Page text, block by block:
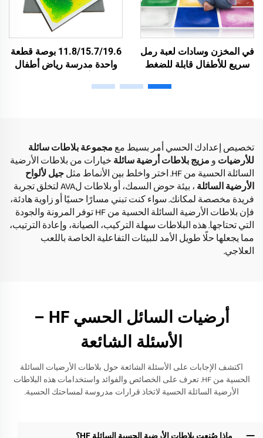
في المخزن وسادات لعبة رمل
سريع للأطفال قابلة للضغط
على تخفيف الضغط رقائق
11.8/15.7/19.6 بوصة قطعة
واحدة مدرسة رياض أطفال
مدرسة كرتونية سجاد حسي
تخصيص إعدادك الحسي أمر بسيط مع مجموعة بلاطات سائلة
للأرضيات ومزيج بلاطات أرضية سائلة خيارات من بلاطات الأرضية
السائلة الحسية من HF. اختر واخلط بين الأنماط مثل
جيل لألواح
الأرضية السائلة
، بيئة حوض السمك، أو بلاطات لAVA لتخلق تجربة
فريدة مخصصة لمكانك. سواء كنت تبني مسارًا حسيًا أو زاوية هادئة،
فإن بلاطات الأرضية السائلة الحسية من HF توفر المرونة والجودة
التي تحتاجها. هذه البلاطات سهلة التركيب، الصيانة، وإعادة الترتيب،
مما يجعلها حلًا طويل الأمد للبيئات التفاعلية الخاصة باللعب
العلاجي.
أرضيات السائل الحسي HF –
الأسئلة الشائعة
اكتشف الإجابات على الأسئلة الشائعة حول بلاطات الأرضيات السائلة
الحسية من HF. تعرف على الخصائص والفوائد واستخدامات هذه البلاطات
الأرضية السائلة الحسية لاتخاذ قرارات مدروسة لمساحتك الحسية.
ماذا صُنعت بلاطات الأرضية الحسية السائلة HF؟